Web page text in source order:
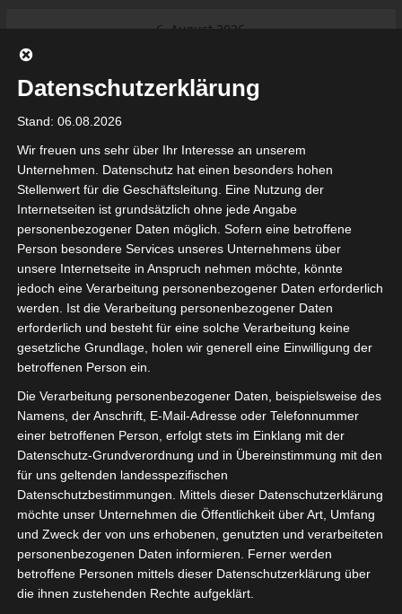
6. August 2026
beginnt am 22. und 23. August
2026 (Update)
Meisterschaft an
Ligue 1 Pro: Spielplan der ersten 15
Spieltage der Saison 2026/2027
Ligue 2 Pro Tunesien 2026/2027 –
Saison beginnt am am 19./20.
September 2026
Internationaler Sportgerichtshof
lehnt Eilverfahren ab – AS Soliman
steuert auf die Ligue 2 zu
tunesienfussball.de
Tunesien Ligafußball
von Google Adsense (Google Ireland Limited, Gordon House, Barrow
Ireland) benötigen wir laut DSGVO Ihre Zustimmung. Es werden seitens
Daten erhoben, verarbeitet und gespeichert. Welche Daten genau
bitte den Datenschutzbedingungen.
Google Adsenseist deaktiviert. ✓ Erlauben Datenschutzbedingungen
Sie befinden sich hier:Startseite»Union Sportive de
Ben Guerdane (USBG) – Union Sportive de Tataouine
Datenschutzerklärung
Stand: 06.08.2026
Wir freuen uns sehr über Ihr Interesse an unserem
Unternehmen. Datenschutz hat einen besonders hohen
Stellenwert für die Geschäftsleitung. Eine Nutzung der
Internetseiten ist grundsätzlich ohne jede Angabe
personenbezogener Daten möglich. Sofern eine betroffene
Person besondere Services unseres Unternehmens über
unsere Internetseite in Anspruch nehmen möchte, könnte
jedoch eine Verarbeitung personenbezogener Daten erforderlich
werden. Ist die Verarbeitung personenbezogener Daten
erforderlich und besteht für eine solche Verarbeitung keine
gesetzliche Grundlage, holen wir generell eine Einwilligung der
betroffenen Person ein.
Die Verarbeitung personenbezogener Daten, beispielsweise des
Namens, der Anschrift, E-Mail-Adresse oder Telefonnummer
einer betroffenen Person, erfolgt stets im Einklang mit der
Datenschutz-Grundverordnung und in Übereinstimmung mit den
für uns geltenden landesspezifischen
Datenschutzbestimmungen. Mittels dieser Datenschutzerklärung
möchte unser Unternehmen die Öffentlichkeit über Art, Umfang
und Zweck der von uns erhobenen, genutzten und verarbeiteten
personenbezogenen Daten informieren. Ferner werden
betroffene Personen mittels dieser Datenschutzerklärung über
die ihnen zustehenden Rechte aufgeklärt.